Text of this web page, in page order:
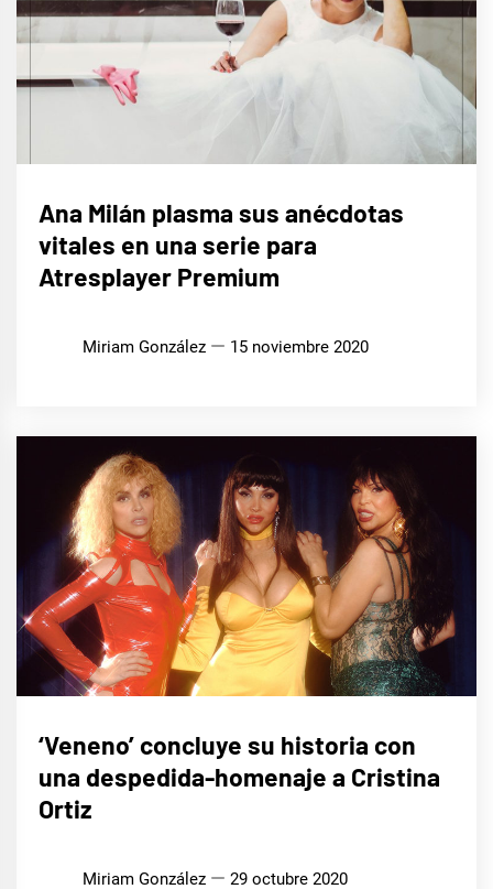
SERIES
Y TV
Ana Milán plasma sus anécdotas
vitales en una serie para
Atresplayer Premium
Miriam González 15 noviembre 2020
SERIES
Y TV
‘Veneno’ concluye su historia con
una despedida-homenaje a Cristina
Ortiz
Miriam González 29 octubre 2020